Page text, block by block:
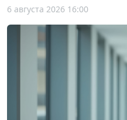
6 августа 2026 16:00